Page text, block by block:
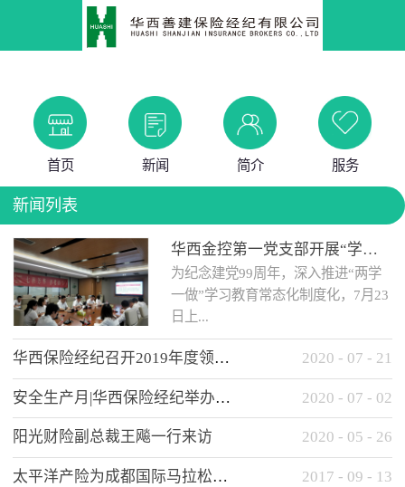
首页 新闻 简介 服务
新闻列表
华西金控第一党支部开展“学党史 知党情 做合格党员”主题教育工作会
为纪念建党99周年，深入推进“两学
一做”学习教育常态化制度化，7月23
日上...
午，华西金控第一党支部举办了“学
党史、知党情、...
华西保险经纪召开2019年度领导班子述职考核工作会 2020 - 07 - 21
安全生产月|华西保险经纪举办应急消防安全知识培训 2020 - 07 - 02
阳光财险副总裁王飚一行来访 2020 - 05 - 26
太平洋产险为成都国际马拉松提供全方位保险保障 2017 - 09 - 13